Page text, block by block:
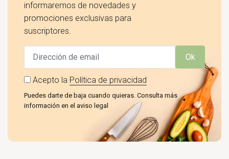
informaremos de novedades y
promociones exclusivas para
suscriptores.
Ok
Acepto la Política de privacidad
Puedes darte de baja cuando quieras. Consulta más
información en el aviso legal